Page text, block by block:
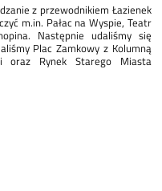
z przewodnikiem Łazienek
m.in. Pałac na Wyspie, Teatr
Następnie udaliśmy się
Plac Zamkowy z Kolumną
oraz Rynek Starego Miasta